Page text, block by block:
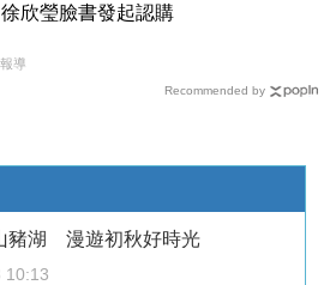
欣瑩臉書發起認購
導
Recommended by
豬湖 漫遊初秋好時光
10:13